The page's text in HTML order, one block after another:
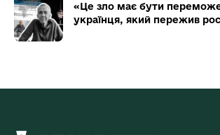
«Це зло має бути
українця, який пережив